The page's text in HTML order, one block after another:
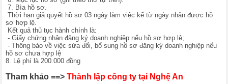
7. Bìa hồ sơ.
Thời hạn giả quyết hồ sơ 03 ngày làm việc kể từ ngày nhận được hồ
sơ hợp lệ.
Kết quả thủ tục hành chính là:
- Giấy chứng nhận đăng ký doanh nghiệp nếu hồ sơ hợp lệ;
- Thông báo về việc sửa đổi, bổ sung hồ sơ đăng ký doanh nghiệp nếu
hồ sơ chưa hợp lệ
8. Lệ phí là 200.000 đồng
Tham khảo ==>Thành lập công ty tại Nghệ An